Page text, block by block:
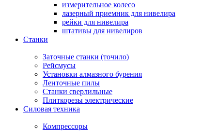
измерительное колесо
лазерный приемник для нивелира
рейки для нивелира
штативы для нивелиров
Станки
Заточные станки (точило)
Рейсмусы
Установки алмазного бурения
Ленточные пилы
Станки сверлильные
Плиткорезы электрические
Силовая техника
Компрессоры